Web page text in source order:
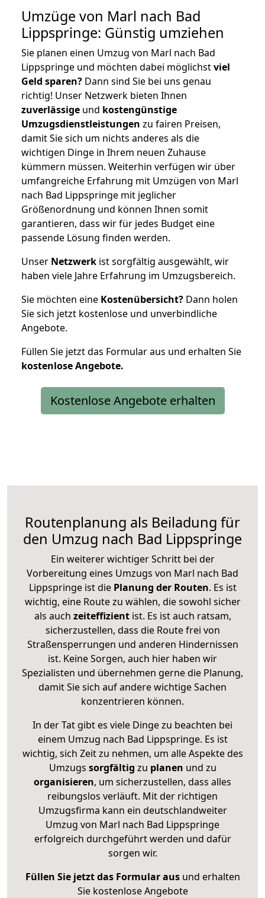
Umzüge von Marl nach Bad
Lippspringe: Günstig umziehen
Sie planen einen Umzug von Marl nach Bad
Lippspringe und möchten dabei möglichstviel
Geld sparen? Dann sind Sie bei uns genau
richtig! Unser Netzwerk bieten Ihnen
zuverlässige und kostengünstige
Umzugsdienstleistungen zu fairen Preisen,
damit Sie sich um nichts anderes als die
wichtigen Dinge in Ihrem neuen Zuhause
kümmern müssen. Weiterhin verfügen wir über
umfangreiche Erfahrung mit Umzügen von Marl
nach Bad Lippspringe mit jeglicher
Größenordnung und können Ihnen somit
garantieren, dass wir für jedes Budget eine
passende Lösung finden werden.
Unser Netzwerk ist sorgfältig ausgewählt, wir
haben viele Jahre Erfahrung im Umzugsbereich.
Sie möchten eine Kostenübersicht? Dann holen
Sie sich jetzt kostenlose und unverbindliche
Angebote.
Füllen Sie jetzt das Formular aus und erhalten Sie
kostenloseAngebote.
Kostenlose Angebote erhalten
Routenplanung als Beiladung für
den Umzug nach Bad Lippspringe
Ein weiterer wichtiger Schritt bei der
Vorbereitung eines Umzugs von Marl nach Bad
Lippspringe ist diePlanung der Routen. Es ist
wichtig, eine Route zu wählen, die sowohl sicher
als auch zeiteffizientist. Es ist auch ratsam,
sicherzustellen, dass die Route frei von
Straßensperrungen und anderen Hindernissen
ist. Keine Sorgen, auch hier haben wir
Spezialisten und übernehmen gerne die Planung,
damit Sie sich auf andere wichtige Sachen
konzentrieren können.
In der Tat gibt es viele Dinge zu beachten bei
einem Umzug nach Bad Lippspringe. Es ist
wichtig, sich Zeit zu nehmen, um alle Aspekte des
Umzugs sorgfältig zu planen und zu
organisieren, um sicherzustellen, dass alles
reibungslos verläuft. Mit der richtigen
Umzugsfirma kann ein deutschlandweiter
Umzug von Marl nach Bad Lippspringe
erfolgreich durchgeführt werden und dafür
sorgen wir.
Füllen Sie jetzt das Formular ausund erhalten
Sie kostenlose Angebote